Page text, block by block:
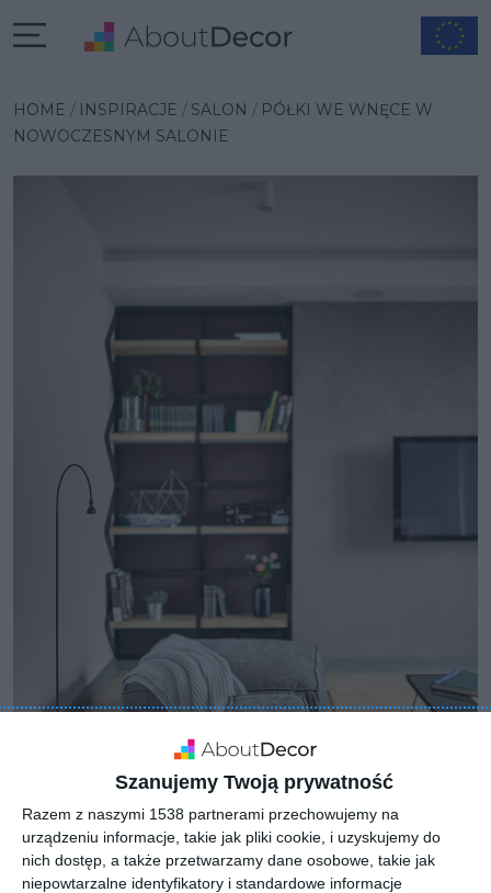
Szanujemy Twoją prywatność
Razem z naszymi 1538 partnerami przechowujemy na
urządzeniu informacje, takie jak pliki cookie, i uzyskujemy do
nich dostęp, a także przetwarzamy dane osobowe, takie jak
niepowtarzalne identyfikatory i standardowe informacje
HOME INSPIRACJE SALON
PÓŁKI WE WNĘCE W
NOWOCZESNYM SALONIE